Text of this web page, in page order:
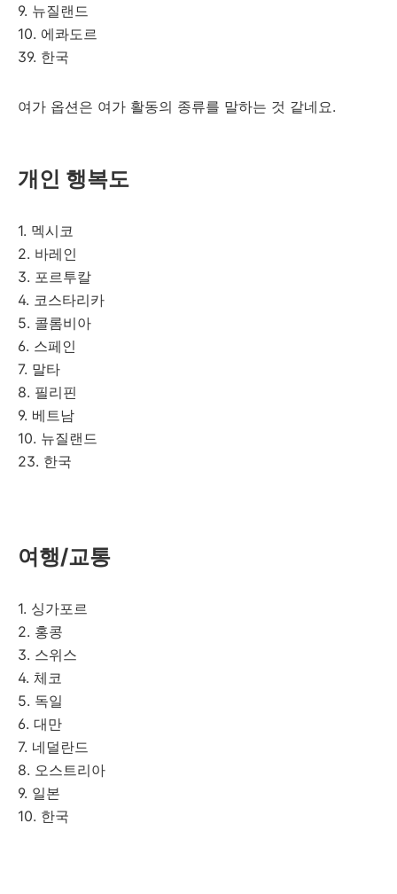
9. 뉴질랜드
10. 에콰도르
39. 한국
여가 옵션은 여가 활동의 종류를 말하는 것 같네요.
개인 행복도
1. 멕시코
2. 바레인
3. 포르투칼
4. 코스타리카
5. 콜롬비아
6. 스페인
7. 말타
8. 필리핀
9. 베트남
10. 뉴질랜드
23. 한국
여행/교통
1. 싱가포르
2. 홍콩
3. 스위스
4. 체코
5. 독일
6. 대만
7. 네덜란드
8. 오스트리아
9. 일본
10. 한국